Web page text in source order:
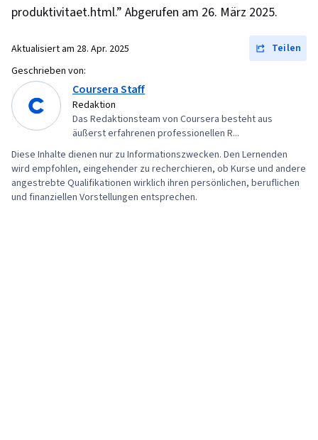
produktivitaet.html.” Abgerufen am 26. März 2025.
Aktualisiert am 28. Apr. 2025
Teilen
Geschrieben von:
Coursera Staff
Redaktion
Das Redaktionsteam von Coursera besteht aus
äußerst erfahrenen professionellen R...
Diese Inhalte dienen nur zu Informationszwecken. Den Lernenden
wird empfohlen, eingehender zu recherchieren, ob Kurse und andere
angestrebte Qualifikationen wirklich ihren persönlichen, beruflichen
und finanziellen Vorstellungen entsprechen.